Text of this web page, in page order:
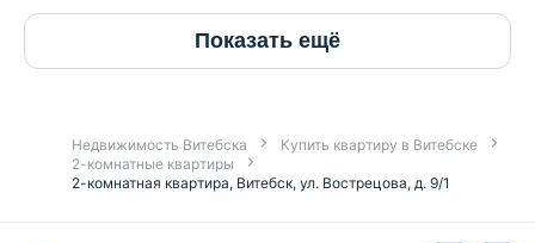
Показать ещё
Недвижимость Витебска
Купить квартиру в Витебске
2-комнатные квартиры
2-комнатная квартира, Витебск, ул. Вострецова, д. 9/1